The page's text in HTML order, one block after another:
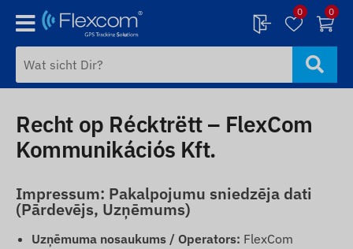
0 0
Recht op Récktrëtt – FlexCom
Kommunikációs Kft.
Impressum: Pakalpojumu sniedzēja dati
(Pārdevējs, Uzņēmums)
Uzņēmuma nosaukums / Operators: FlexCom